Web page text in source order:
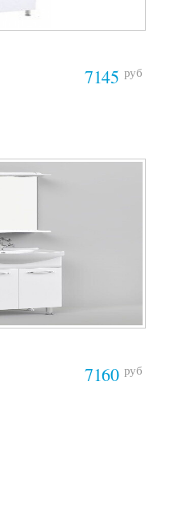
7145 руб
7160 руб